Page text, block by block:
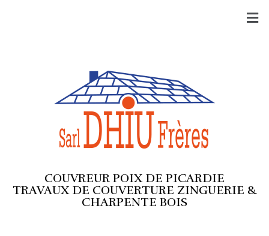
COUVREUR POIX DE PICARDIE
TRAVAUX DE COUVERTURE ZINGUERIE &
CHARPENTE BOIS